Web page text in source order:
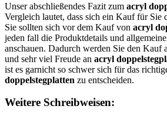
Unser abschließendes Fazit zum acryl
Vergleich lautet, dass sich ein Kauf für Sie
Sie sollten sich vor dem Kauf von acryl
jeden fall die Produktdetails und
anschauen. Dadurch werden Sie den Kauf
und sehr viel Freude an acryl
ist es garnicht so schwer sich für das
doppelstegplatten zu entscheiden.
Weitere Schreibweisen: